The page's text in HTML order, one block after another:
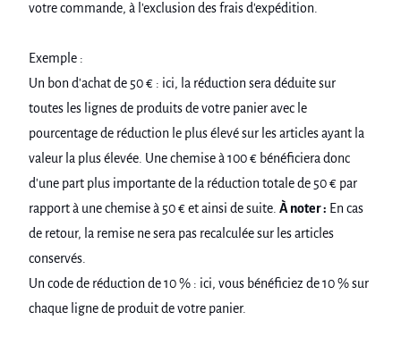
votre commande, à l'exclusion des frais d'expédition.
Exemple :
Un bon d'achat de 50 € : ici, la réduction sera déduite sur
toutes les lignes de produits de votre panier avec le
pourcentage de réduction le plus élevé sur les articles ayant la
valeur la plus élevée. Une chemise à 100 € bénéficiera donc
d'une part plus importante de la réduction totale de 50 € par
rapport à une chemise à 50 € et ainsi de suite. À noter : En cas
de retour, la remise ne sera pas recalculée sur les articles
conservés.
Un code de réduction de 10 % : ici, vous bénéficiez de 10 % sur
chaque ligne de produit de votre panier.